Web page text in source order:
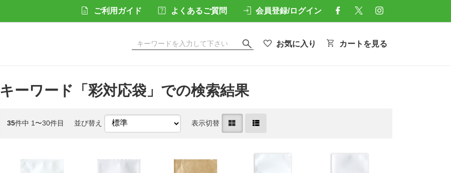
ご利用ガイド よくあるご質問 会員登録/ログイン
お気に入り カートを見る
キーワード「彩対応袋」での検索結果
35件中 1〜30件目 並び替え 表示切替